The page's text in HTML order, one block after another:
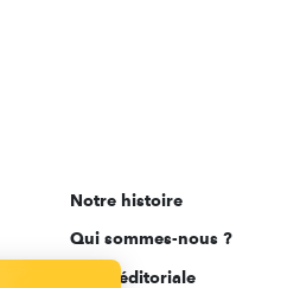
Notre histoire
Qui sommes-nous ?
Ligne éditoriale